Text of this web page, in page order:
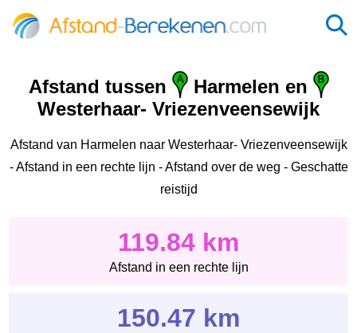
Afstand tussen
Harmelen en
Westerhaar- Vriezenveensewijk
Afstand van Harmelen naar Westerhaar- Vriezenveensewijk
- Afstand in een rechte lijn - Afstand over de weg - Geschatte
reistijd
119.84 km
Afstand in een rechte lijn
150.47 km